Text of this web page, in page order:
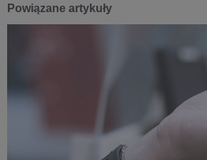
Powiązane artykuły